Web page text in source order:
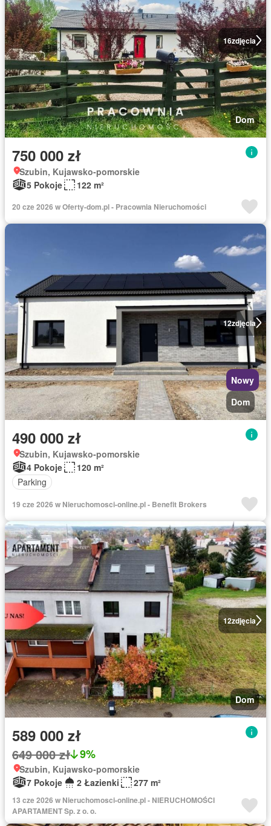
16zdjęcia
Dom
750 000 zł
Szubin, Kujawsko-pomorskie
5 Pokoje
122 m²
20 cze 2026 w Oferty-dom.pl - Pracownia Nieruchomości
12zdjęcia
Nowy
Dom
490 000 zł
Szubin, Kujawsko-pomorskie
4 Pokoje
120 m²
Parking
19 cze 2026 w Nieruchomosci-online.pl - Benefit Brokers
12zdjęcia
Dom
589 000 zł
649 000 zł 9%
Szubin, Kujawsko-pomorskie
7 Pokoje
2 Łazienki 277 m²
13 cze 2026 w Nieruchomosci-online.pl - NIERUCHOMOŚCI
APARTAMENT Sp. z o. o.